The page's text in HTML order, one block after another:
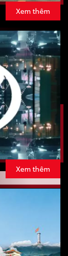
Xem thêm
Xem thêm